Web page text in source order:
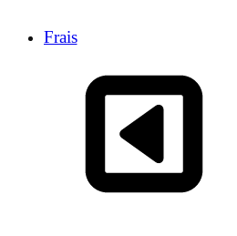
Frais